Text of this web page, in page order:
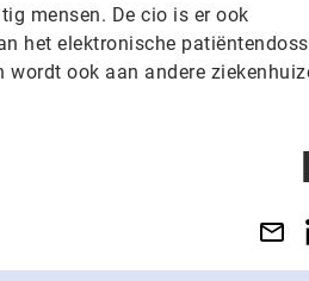
mensen. De cio is er ook
het elektronische
ook aan andere